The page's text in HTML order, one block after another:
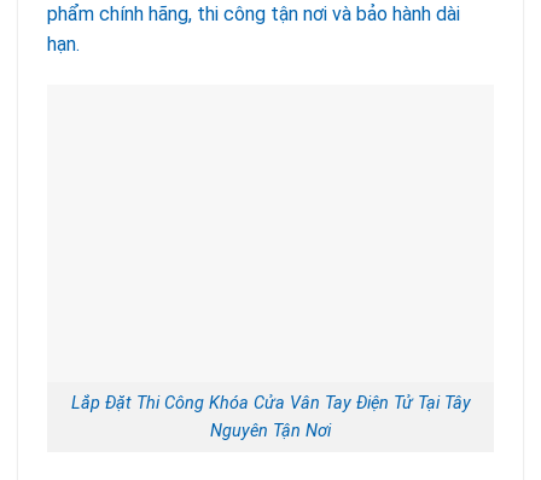
phẩm chính hãng, thi công tận nơi và bảo hành dài
hạn.
Lắp Đặt Thi Công Khóa Cửa Vân Tay Điện Tử Tại Tây
Nguyên Tận Nơi